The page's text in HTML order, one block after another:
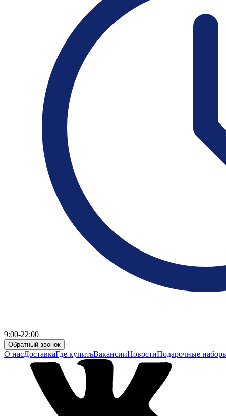
9:00-22:00
Обратный звонок
О насДоставкаГде купитьВакансииНовостиПодарочные